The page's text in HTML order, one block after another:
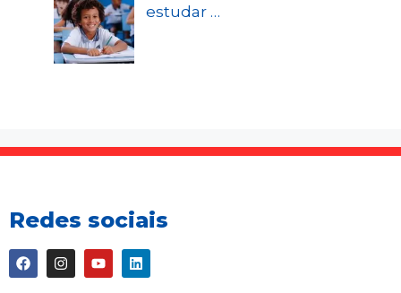
estudar …
Redes sociais